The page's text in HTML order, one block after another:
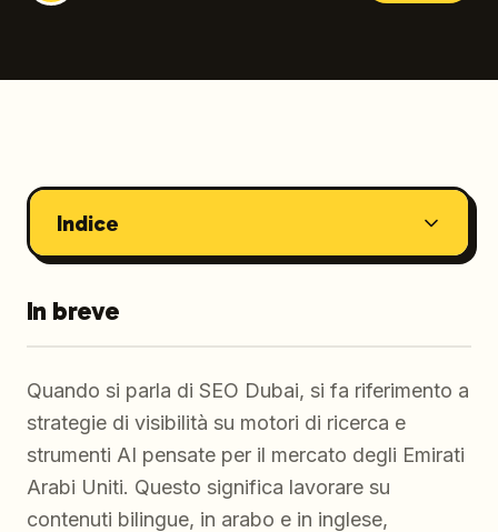
Indice
In breve
Quando si parla di SEO Dubai, si fa riferimento a
strategie di visibilità su motori di ricerca e
strumenti AI pensate per il mercato degli Emirati
Arabi Uniti. Questo significa lavorare su
contenuti bilingue, in arabo e in inglese,